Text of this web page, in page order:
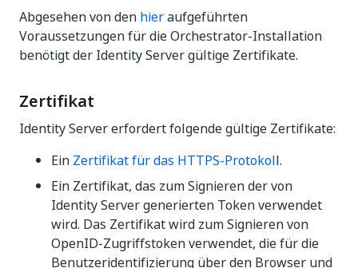
Abgesehen von den hieraufgeführten
Voraussetzungen für die Orchestrator-Installation
benötigt der Identity Server gültige Zertifikate.
Zertifikat
Identity Server erfordert folgende gültige Zertifikate:
Ein Zertifikat für das HTTPS-Protokoll.
Ein Zertifikat, das zum Signieren der von
Identity Server generierten Token verwendet
wird. Das Zertifikat wird zum Signieren von
OpenID-Zugriffstoken verwendet, die für die
Benutzeridentifizierung über den Browser und